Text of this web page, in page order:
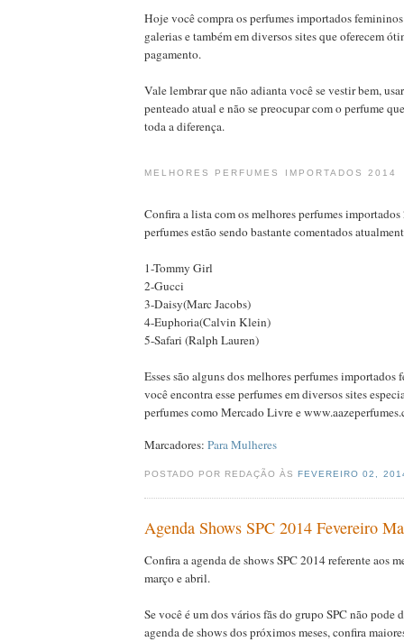
Hoje você compra os perfumes importados
galerias e também em diversos sites que oferecem
pagamento.
Vale lembrar que não adianta você se vestir bem,
penteado atual e não se preocupar com o perfume
toda a diferença.
MELHORES PERFUMES IMPORTADOS 2014
Confira a lista com os melhores perfumes
perfumes estão sendo bastante comentados
1-Tommy Girl
2-Gucci
3-Daisy(Marc Jacobs)
4-Euphoria(Calvin Klein)
5-Safari (Ralph Lauren)
Esses são alguns dos melhores perfumes
você encontra esse perfumes em diversos sites
perfumes como Mercado Livre e
Marcadores: Para Mulheres
POSTADO POR REDAÇÃO ÀSFEVEREIRO 02,
Agenda Shows SPC 2014 Fevereiro
Confira a agenda de shows SPC 2014 referente aos
março e abril.
Se você é um dos vários fãs do grupo SPC não pode
agenda de shows dos próximos meses, confira